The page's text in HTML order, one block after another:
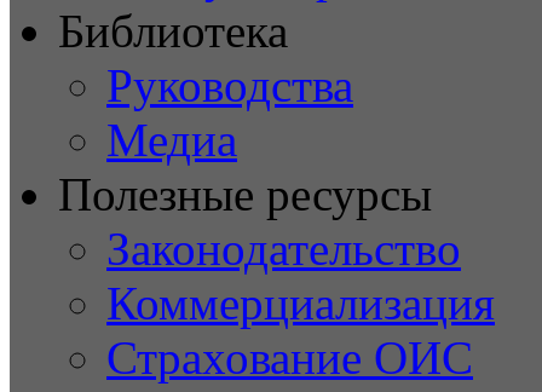
Библиотека
Руководства
Медиа
Полезные ресурсы
Законодательство
Коммерциализация
Страхование ОИС